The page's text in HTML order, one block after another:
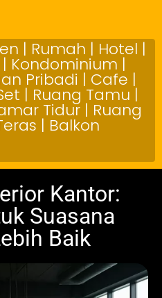
| Rumah | Hotel |
Kondominium |
Pribadi | Cafe |
| Ruang Tamu |
Tidur | Ruang
| Balkon
Kantor:
Suasana
Baik